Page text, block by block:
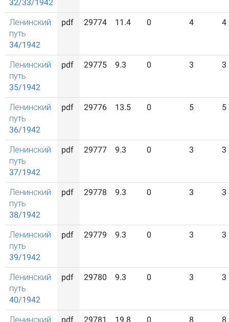
32/33/1942
Ленинский
путь
34/1942
pdf 29774 11.4 0 4 4
Ленинский
путь
35/1942
pdf 29775 9.3 0 3 3
Ленинский
путь
36/1942
pdf 29776 13.5 0 5 5
Ленинский
путь
37/1942
pdf 29777 9.3 0 3 3
Ленинский
путь
38/1942
pdf 29778 9.3 0 3 3
Ленинский
путь
39/1942
pdf 29779 9.3 0 3 3
Ленинский
путь
40/1942
pdf 29780 9.3 0 3 3
Ленинский pdf 29781 19.8 0 8 8